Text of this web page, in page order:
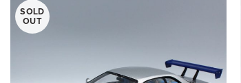
SOLD
OUT